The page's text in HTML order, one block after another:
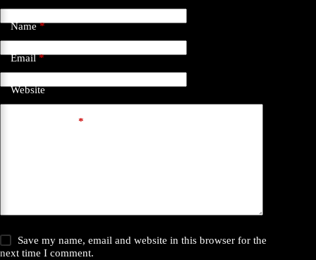
Name*
Email*
Website
*
Save my name, email and website in this browser for the
next time I comment.